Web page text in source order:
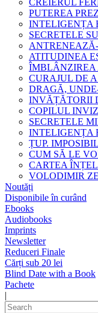
CREIERUL
PUTEREA
INTELIGENȚA
SECRETELE
ATITUDINEA
CURAJUL DE
DRAGĂ,
INVĂȚĂTORII
COPILUL
SECRETELE
INTELIGENȚA
ȚUP.
CUM SĂ LE
CARTEA
VOLODIMIR
Noutăți
Disponibile în curând
Ebooks
Audiobooks
Imprints
Newsletter
Reduceri Finale
Cărți sub 20 lei
Blind Date with a Book
Pachete
|